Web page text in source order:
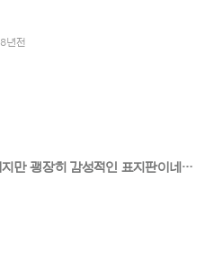
8년전
화장실 표지판이지만 괭장히 감성적인 표지판이네요.ㅎ 예쁜 이미지 잘 받아 가도록 하겠씁니다.ㅎ